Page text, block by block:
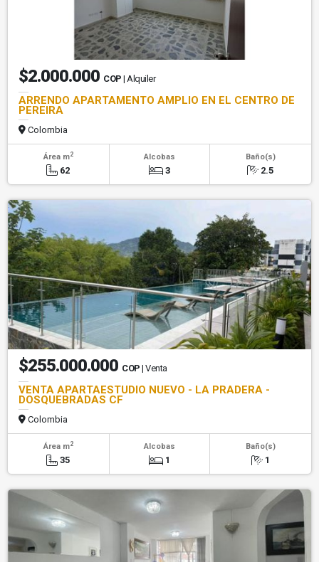
$2.000.000 COP | Alquiler
ARRENDO APARTAMENTO AMPLIO EN EL CENTRO DE
PEREIRA
Colombia
Área m2
62
Alcobas
3
Baño(s)
2.5
$255.000.000 COP | Venta
VENTA APARTAESTUDIO NUEVO - LA PRADERA -
DOSQUEBRADAS CF
Colombia
Área m2
35
Alcobas
1
Baño(s)
1